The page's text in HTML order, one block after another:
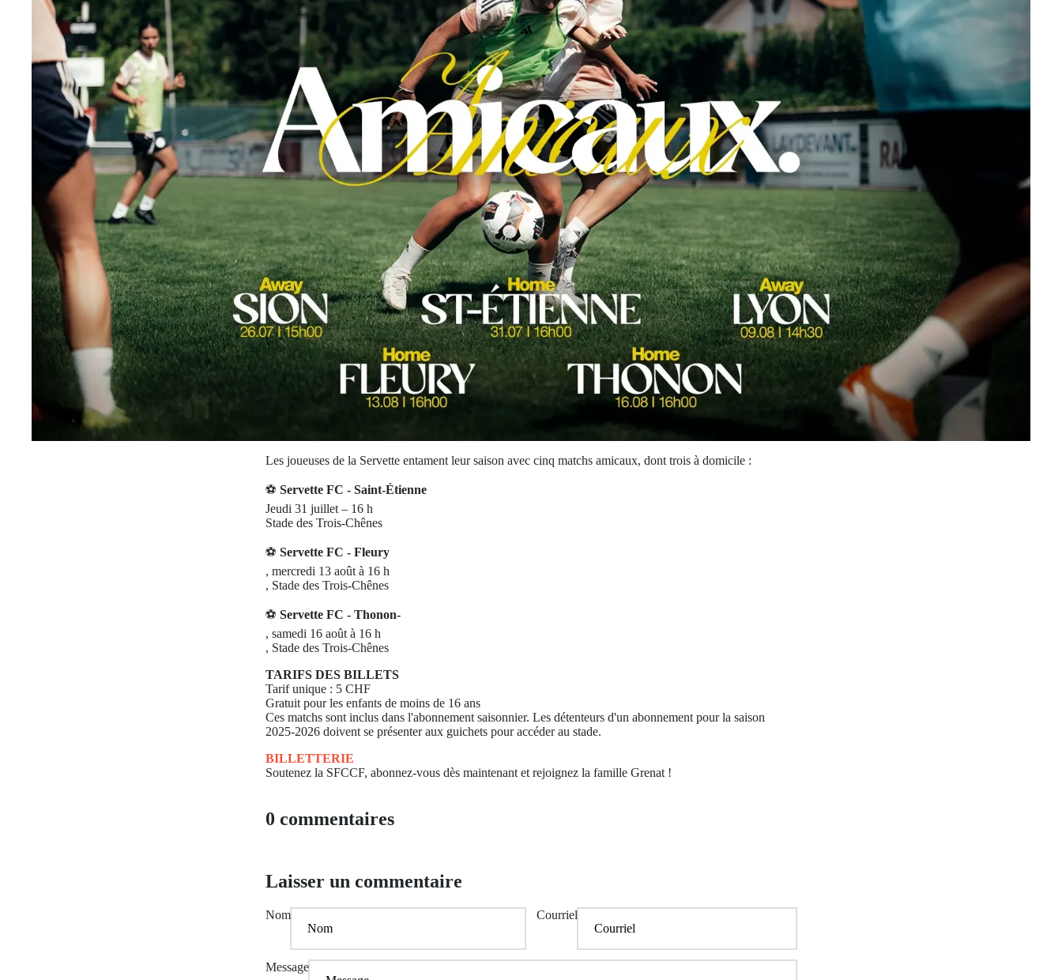
Les joueuses de la Servette entament leur saison avec cinq matchs amicaux, dont trois à domicile :
⚽️ Servette FC - Saint-Étienne
Jeudi 31 juillet – 16 h
Stade des Trois-Chênes
⚽️ Servette FC - Fleury
, mercredi 13 août à 16 h
, Stade des Trois-Chênes
⚽️ Servette FC - Thonon-
, samedi 16 août à 16 h
, Stade des Trois-Chênes
TARIFS DES BILLETS
Tarif unique : 5 CHF
Gratuit pour les enfants de moins de 16 ans
Ces matchs sont inclus dans l'abonnement saisonnier. Les détenteurs d'un abonnement pour la saison
2025-2026 doivent se présenter aux guichets pour accéder au stade.
BILLETTERIE
Soutenez la SFCCF, abonnez-vous dès maintenant et rejoignez la famille Grenat !
0 commentaires
Laisser un commentaire
Nom Courriel
Message